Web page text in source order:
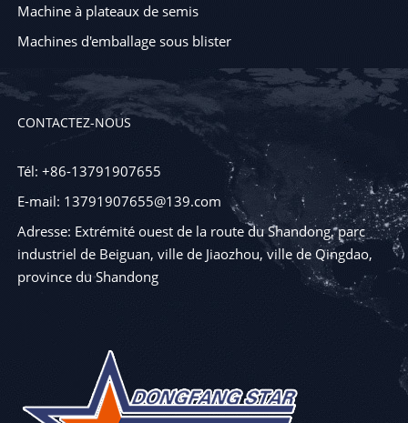
Machine à plateaux de semis
Machines d'emballage sous blister
CONTACTEZ-NOUS
Tél: +86-13791907655
E-mail: 13791907655@139.com
Adresse: Extrémité ouest de la route du Shandong, parc
industriel de Beiguan, ville de Jiaozhou, ville de Qingdao,
province du Shandong